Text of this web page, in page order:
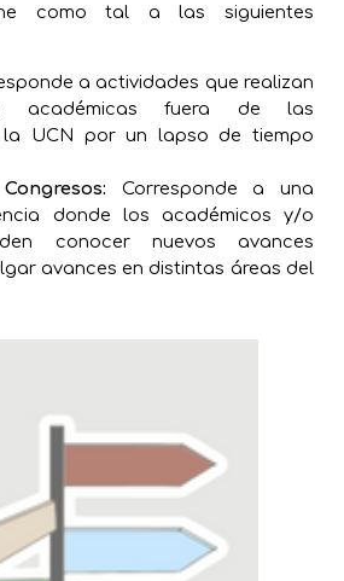
como tal a las siguientes
a actividades que realizan
académicas fuera de las
la UCN por un lapso de tiempo
Corresponde a una
donde los académicos y/o
conocer nuevos avances
avances en distintas áreas del